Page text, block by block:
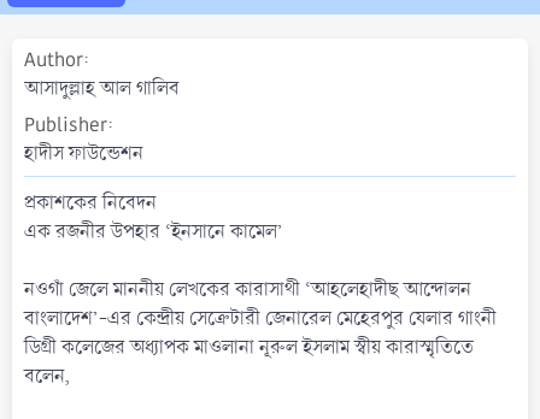
Author
আসাদুল্লাহ আল গালিব
Publisher
হাদীস ফাউন্ডেশন
প্রকাশকের নিবেদন
এক রজনীর উপহার ‘ইনসানে কামেল’
নওগাঁ জেলে মাননীয় লেখকের কারাসাথী ‘আহলেহাদীছ আন্দোলন
বাংলাদেশ’-এর কেন্দ্রীয় সেক্রেটারী জেনারেল মেহেরপুর যেলার গাংনী
ডিগ্রী কলেজের অধ্যাপক মাওলানা নূরুল ইসলাম স্বীয় কারাস্মৃতিতে
বলেন,